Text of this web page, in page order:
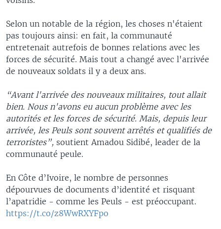
Selon un notable de la région, les choses n'étaient
pas toujours ainsi: en fait, la communauté
entretenait autrefois de bonnes relations avec les
forces de sécurité. Mais tout a changé avec l'arrivée
de nouveaux soldats il y a deux ans.
“Avant l'arrivée des nouveaux militaires, tout allait
bien. Nous n'avons eu aucun problème avec les
autorités et les forces de sécurité. Mais, depuis leur
arrivée, les Peuls sont souvent arrêtés et qualifiés de
terroristes”, soutient Amadou Sidibé, leader de la
communauté peule.
En Côte d’Ivoire, le nombre de personnes
dépourvues de documents d’identité et risquant
l’apatridie - comme les Peuls - est préoccupant.
https://t.co/z8WwRXYFpo